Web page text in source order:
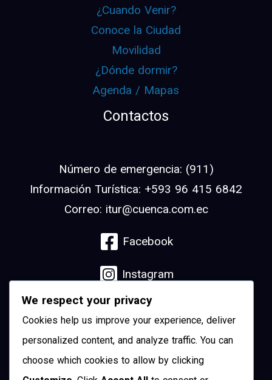
¿Cuando Venir?
Conoce la Ciudad
Movilidad
¿Dónde dormir?
Agenda / Mapas
Contactos
Número de emergencia: (911)
Información Turística: +593 96 415 6842
Correo: itur@cuenca.com.ec
Facebook
Instagram
Linkedin
YouTube
We respect your privacy
Cookies help us improve your experience, deliver
personalized content, and analyze traffic. You can
choose which cookies to allow by clicking